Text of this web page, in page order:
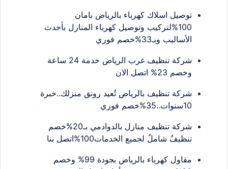
توصيل اسلاك كهرباء بالرياض بامان
100%لتركيب وتوصيل كهرباء المنازل بأحدث
الأساليب وبـ33%خصم فوري
شركة تنظيف غرب الرياض خدمة 24 ساعة
وخصم 23% اتصل الان
شركة تنظيف بالرياض تُعيد رونق منزلك..خبرة
10سنوات..35%خصم فوري
شركة تنظيف منازل بالدوادمي بـ20%خصم
تنظيفٌ شاملٌ لجميع الخدمات100%اتصل بنا
مقاول كهرباء بالرياض بجودة 99% وخصم